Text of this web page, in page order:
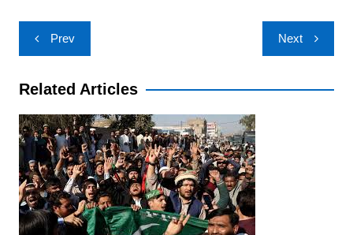
Post
navigation
Prev Next
Related Articles